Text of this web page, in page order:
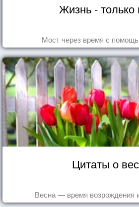
Жизнь - только
Мост через время с
Цитаты о
Весна — время возрождения